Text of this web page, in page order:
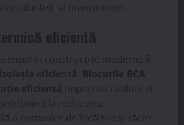
fizic al muncitorilor.
eficientă
în construcțiile moderne îl
izolația eficientă Blocurile BCA
eficientă impotriva căldurii și
la reducerea
a costurilor de încălzire și răcire